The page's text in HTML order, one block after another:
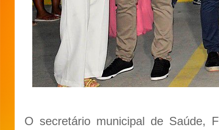
O secretário municipal de Saúde,